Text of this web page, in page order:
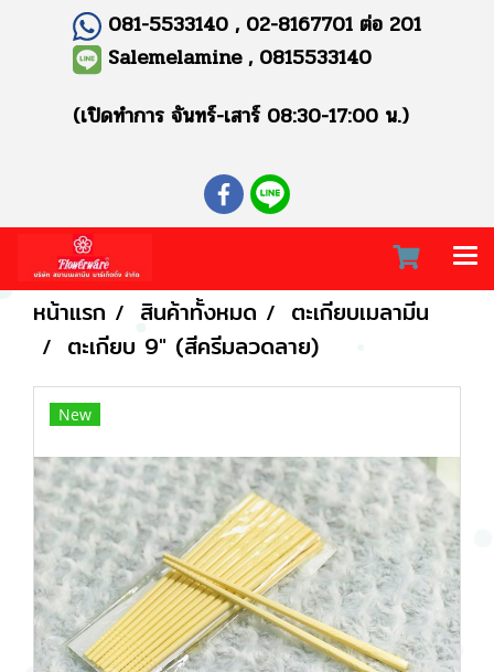
081-5533140 , 02-8167701 ต่อ 201
Salemelamine , 0815533140
(เปิดทำการ จันทร์-เสาร์ 08:30-17:00 น.)
หน้าแรก สินค้าทั้งหมด
ตะเกียบเมลามีน
ตะเกียบ 9" (สีครีมลวดลาย)
New